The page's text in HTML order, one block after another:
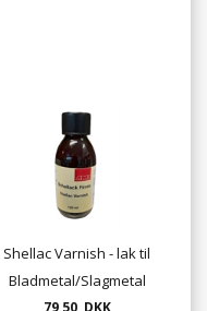
Shellac Varnish - lak til
Bladmetal/Slagmetal